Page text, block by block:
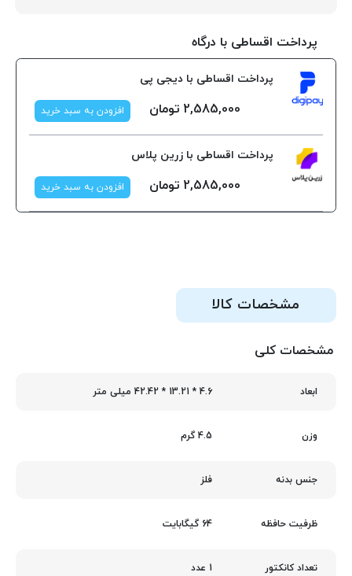
پرداخت اقساطی با درگاه
پرداخت اقساطی با دیجی پی
2,585,000 تومان افزودن به سبد خرید
پرداخت اقساطی با زرین پلاس
2,585,000 تومان افزودن به سبد خرید
مشخصات کالا
مشخصات کلی
ابعاد 4.6 * 13.21 * 42.42 میلی متر
وزن 4.5 گرم
جنس بدنه فلز
ظرفیت حافظه 64 گیگابایت
تعداد کانکتور 1 عدد